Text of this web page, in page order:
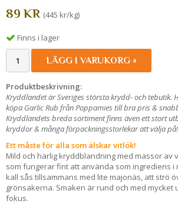
89 KR (445 kr/kg)
Finns i lager
LÄGG I VARUKORG »
Produktbeskrivning:
Kryddlandet är Sveriges största krydd- och tebutik.
köpa Garlic Rub från Poppamies till bra pris &
Kryddlandets breda sortiment finns även ett stort
kryddor & många förpackningsstorlekar att välja på!
Ett måste för alla som älskar vitlök!
Mild och härlig kryddblandning med massor av
som fungerar fint att använda som ingrediens i
kall sås tillsammans med lite majonäs, att strö
grönsakerna. Smaken är rund och med mycket
fokus.